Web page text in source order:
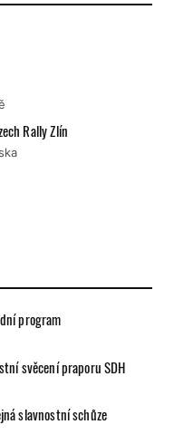
Rally Zlín
program
svěcení praporu SDH
slavnostní schůze